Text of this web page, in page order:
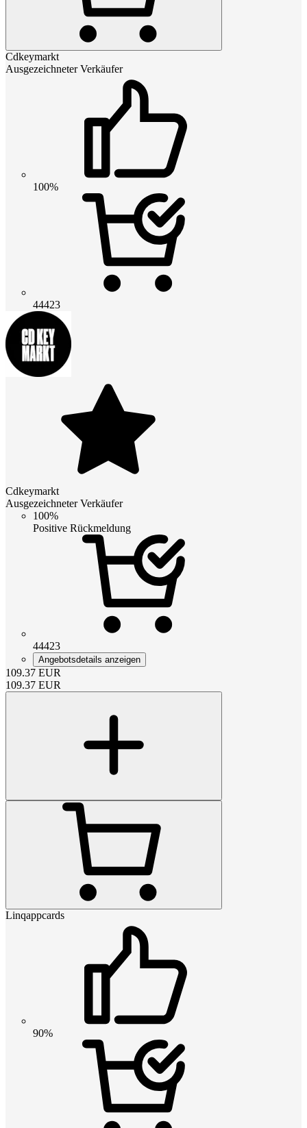
Cdkeymarkt
Ausgezeichneter Verkäufer
100%
44423
Cdkeymarkt
Ausgezeichneter Verkäufer
100%
Positive Rückmeldung
44423
Angebotsdetails anzeigen
109.37 EUR
109.37 EUR
Linqappcards
90%